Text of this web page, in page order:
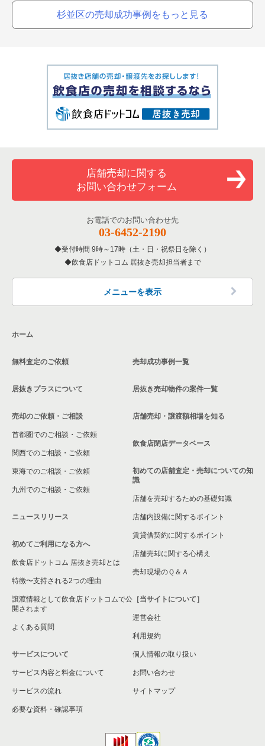
杉並区の売却成功事例をもっと見る
店舗売却に関する
お問い合わせフォーム
お電話でのお問い合わせ先
03-6452-2190
受付時間 9時～17時（土・日・祝祭日を除く）
飲食店ドットコム 居抜き売却担当者まで
メニューを表示
ホーム
無料査定のご依頼
居抜きプラスについて
売却のご依頼・ご相談
首都圏でのご相談・ご依頼
関西でのご相談・ご依頼
東海でのご相談・ご依頼
九州でのご相談・ご依頼
ニュースリリース
初めてご利用になる方へ
飲食店ドットコム 居抜き売却とは
特徴〜支持される2つの理由
譲渡情報として飲食店ドットコムで公
開されます
よくある質問
サービスについて
サービス内容と料金について
サービスの流れ
必要な資料・確認事項
売却成功事例一覧
居抜き売却物件の案件一覧
店舗売却・譲渡額相場を知る
飲食店閉店データベース
初めての店舗査定・売却についての知
識
店舗を売却するための基礎知識
店舗内設備に関するポイント
賃貸借契約に関するポイント
店舗売却に関する心構え
売却現場のＱ＆Ａ
［当サイトについて］
運営会社
利用規約
個人情報の取り扱い
お問い合わせ
サイトマップ